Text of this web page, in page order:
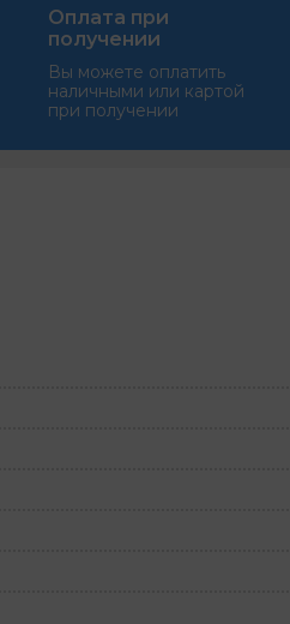
Оплата при
получении
Вы можете оплатить
наличными или картой
при получении